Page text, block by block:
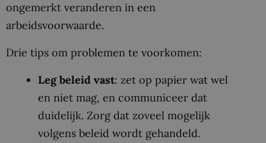
ongemerkt veranderen in een
arbeidsvoorwaarde.
Drie tips om problemen te voorkomen:
Leg beleid vast: zet op papier wat wel
en niet mag, en communiceer dat
duidelijk. Zorg dat zoveel mogelijk
volgens beleid wordt gehandeld.